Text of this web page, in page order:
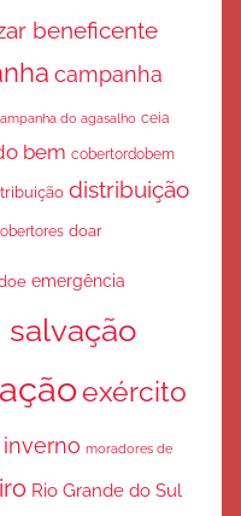
beneficente
campanha
do agasalho ceia
bem cobertordobem
distribuição
doar
emergência
salvação
exército
inverno moradores de
Rio Grande do Sul